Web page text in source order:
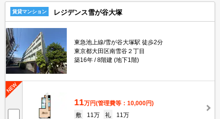
賃貸マンション レジデンス雪が谷大塚
東急池上線/雪が谷大塚駅 徒歩2分
東京都大田区南雪谷２丁目
築16年
8階建 (地下1階)
11万円(管理費等：10,000円)
敷
11万 礼
11万